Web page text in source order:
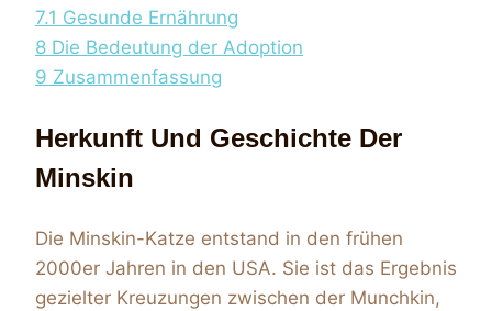
7.1 Gesunde Ernährung
8 Die Bedeutung der Adoption
9 Zusammenfassung
Herkunft Und Geschichte Der
Minskin
Die Minskin-Katze entstand in den frühen
2000er Jahren in den USA. Sie ist das Ergebnis
gezielter Kreuzungen zwischen der Munchkin,